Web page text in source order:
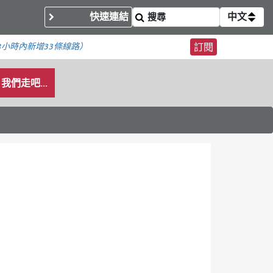
快速連結 中文
時內新增33條線路） 訂閱
我們走吧...